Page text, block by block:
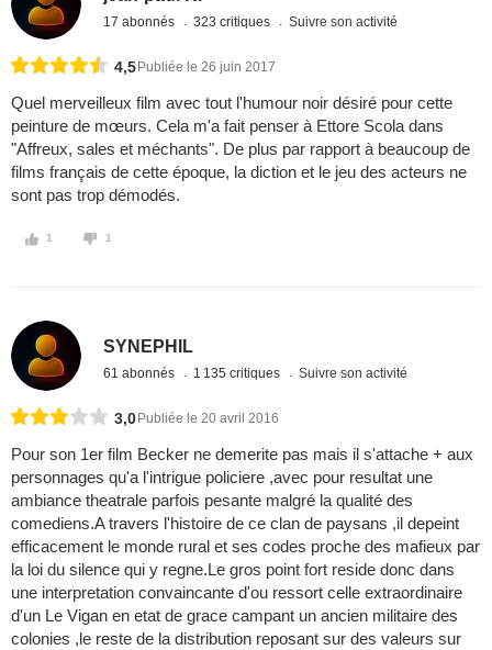
17 abonnés 323 critiques Suivre son activité
4,5 Publiée le 26 juin 2017
Quel merveilleux film avec tout l'humour noir désiré pour cette
peinture de mœurs. Cela m'a fait penser à Ettore Scola dans
"Affreux, sales et méchants". De plus par rapport à beaucoup de
films français de cette époque, la diction et le jeu des acteurs ne
sont pas trop démodés.
1 1
SYNEPHIL
61 abonnés 1 135 critiques Suivre son activité
3,0 Publiée le 20 avril 2016
Pour son 1er film Becker ne demerite pas mais il s'attache + aux
personnages qu'a l'intrigue policiere ,avec pour resultat une
ambiance theatrale parfois pesante malgré la qualité des
comediens.A travers l'histoire de ce clan de paysans ,il depeint
efficacement le monde rural et ses codes proche des mafieux par
la loi du silence qui y regne.Le gros point fort reside donc dans
une interpretation convaincante d'ou ressort celle extraordinaire
d'un Le Vigan en etat de grace campant un ancien militaire des
colonies ,le reste de la distribution reposant sur des valeurs sur